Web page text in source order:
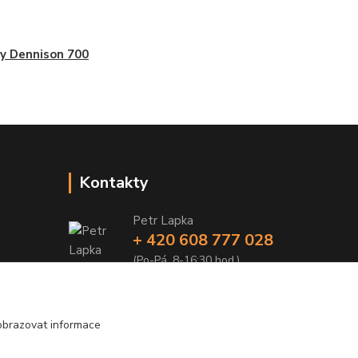
Dennison 700
Kontakty
Petr Lapka
+ 420 608 777 028
(Po-Pá, 8-16:30 hod.)
informace